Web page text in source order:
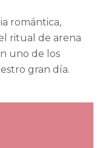
romántica,
ritual de arena
uno de los
gran día.
exclusivos en
por qué